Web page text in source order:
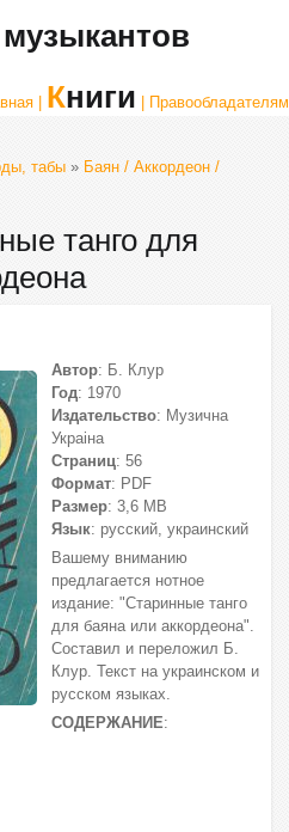
музыкантов
| Книги | Правообладателям
табы » Баян / Аккордеон /
танго для
Автор: Б. Клур
Год: 1970
Издательство: Музична
Украiна
Страниц: 56
Формат: PDF
Размер: 3,6 МВ
Язык: русский, украинский
Вашему вниманию
предлагается нотное
издание: "Старинные танго
для баяна или аккордеона".
Составил и переложил Б.
Клур. Текст на украинском и
русском языках.
СОДЕРЖАНИЕ: